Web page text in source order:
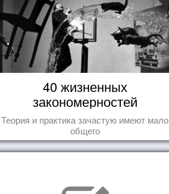
40 жизненных
закономерностей
Теория и практика зачастую имеют мало
общего